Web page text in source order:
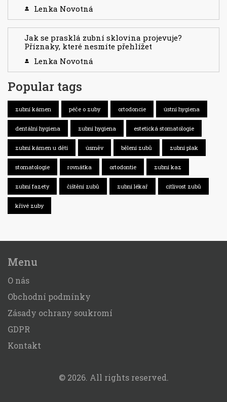
Lenka Novotná
Jak se prasklá zubní sklovina projevuje?
Příznaky, které nesmíte přehlížet
Lenka Novotná
Popular tags
zubní kámen péče o zuby ortodoncie ústní hygiena
dentální hygiena zubní hygiena estetická stomatologie
zubní kámen u dětí úsměv bělení zubů zubní plak
stomatologie rovnátka ortodontie zubní kaz
zubní fazety čištění zubů zubní lékař citlivost zubů
křivé zuby
Menu
O nás
Obchodní podmínky
Zásady ochrany soukromí
GDPR
Kontakt
© 2026. All rights reserved.